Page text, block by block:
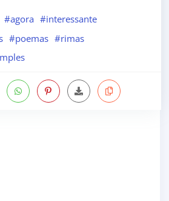
#agora #interessante
#poemas #rimas